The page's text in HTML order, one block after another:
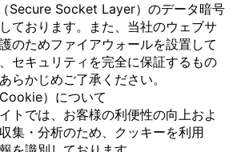
Secure Socket Layer）のデータ暗号
ております。また、当社のウェブサ
のためファイアウォールを設置して
セキュリティを完全に保証するもの
らかじめご了承ください。
）について
トでは、お客様の利便性の向上およ
集・分析のため、クッキーを利用